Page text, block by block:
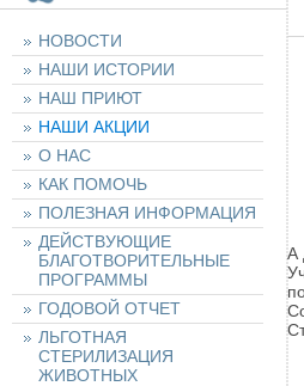
НОВОСТИ
НАШИ ИСТОРИИ
НАШ ПРИЮТ
НАШИ АКЦИИ
О НАС
КАК ПОМОЧЬ
ПОЛЕЗНАЯ ИНФОРМАЦИЯ
ДЕЙСТВУЮЩИЕ
БЛАГОТВОРИТЕЛЬНЫЕ
ПРОГРАММЫ
ГОДОВОЙ ОТЧЕТ
ЛЬГОТНАЯ
СТЕРИЛИЗАЦИЯ
ЖИВОТНЫХ
А